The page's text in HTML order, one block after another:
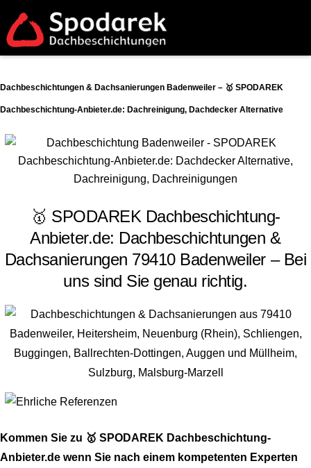
Dachbeschichtungen & Dachsanierungen Badenweiler – 🥇 SPODAREK
Dachbeschichtung-Anbieter.de: Dachreinigung, Dachdecker Alternative
🥇 SPODAREK Dachbeschichtung-
Anbieter.de: Dachbeschichtungen &
Dachsanierungen 79410 Badenweiler – Bei
uns sind Sie genau richtig.
Kommen Sie zu 🥇 SPODAREK Dachbeschichtung-
Anbieter.de wenn Sie nach einem kompetenten Experten